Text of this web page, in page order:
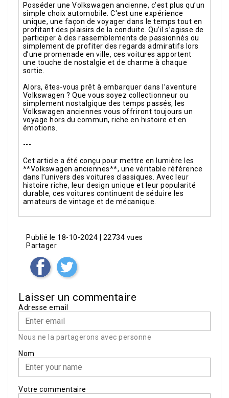
Posséder une Volkswagen ancienne, c’est plus qu’un
simple choix automobile. C'est une expérience
unique, une façon de voyager dans le temps tout en
profitant des plaisirs de la conduite. Qu’il s’agisse de
participer à des rassemblements de passionnés ou
simplement de profiter des regards admiratifs lors
d’une promenade en ville, ces voitures apportent
une touche de nostalgie et de charme à chaque
sortie.
Alors, êtes-vous prêt à embarquer dans l’aventure
Volkswagen ? Que vous soyez collectionneur ou
simplement nostalgique des temps passés, les
Volkswagen anciennes vous offriront toujours un
voyage hors du commun, riche en histoire et en
émotions.
---
Cet article a été conçu pour mettre en lumière les
**Volkswagen anciennes**, une véritable référence
dans l’univers des voitures classiques. Avec leur
histoire riche, leur design unique et leur popularité
durable, ces voitures continuent de séduire les
amateurs de vintage et de mécanique.
Publié le 18-10-2024 | 22734 vues
Partager
Laisser un commentaire
Adresse email
Nous ne la partagerons avec personne
Nom
Votre commentaire